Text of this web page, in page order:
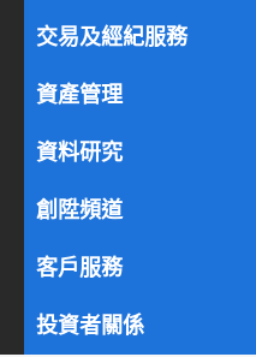
交易及經紀服務
資產管理
資料研究
創陞頻道
客戶服務
投資者關係